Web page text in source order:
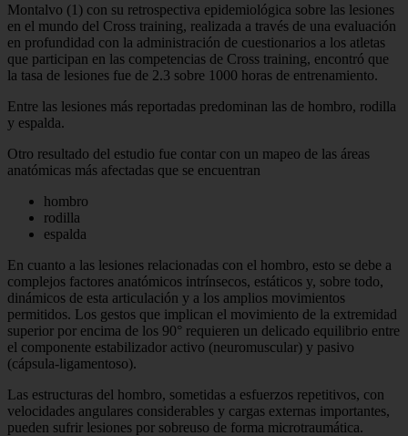
Montalvo (1) con su retrospectiva epidemiológica sobre las lesiones
en el mundo del Cross training, realizada a través de una evaluación
en profundidad con la administración de cuestionarios a los atletas
que participan en las competencias de Cross training, encontró que
la tasa de lesiones fue de 2.3 sobre 1000 horas de entrenamiento.
Entre las lesiones más reportadas predominan las de hombro, rodilla
y espalda.
Otro resultado del estudio fue contar con un mapeo de las áreas
anatómicas más afectadas que se encuentran
hombro
rodilla
espalda
En cuanto a las lesiones relacionadas con el hombro, esto se debe a
complejos factores anatómicos intrínsecos, estáticos y, sobre todo,
dinámicos de esta articulación y a los amplios movimientos
permitidos. Los gestos que implican el movimiento de la extremidad
superior por encima de los 90° requieren un delicado equilibrio entre
el componente estabilizador activo (neuromuscular) y pasivo
(cápsula-ligamentoso).
Las estructuras del hombro, sometidas a esfuerzos repetitivos, con
velocidades angulares considerables y cargas externas importantes,
pueden sufrir lesiones por sobreuso de forma microtraumática.